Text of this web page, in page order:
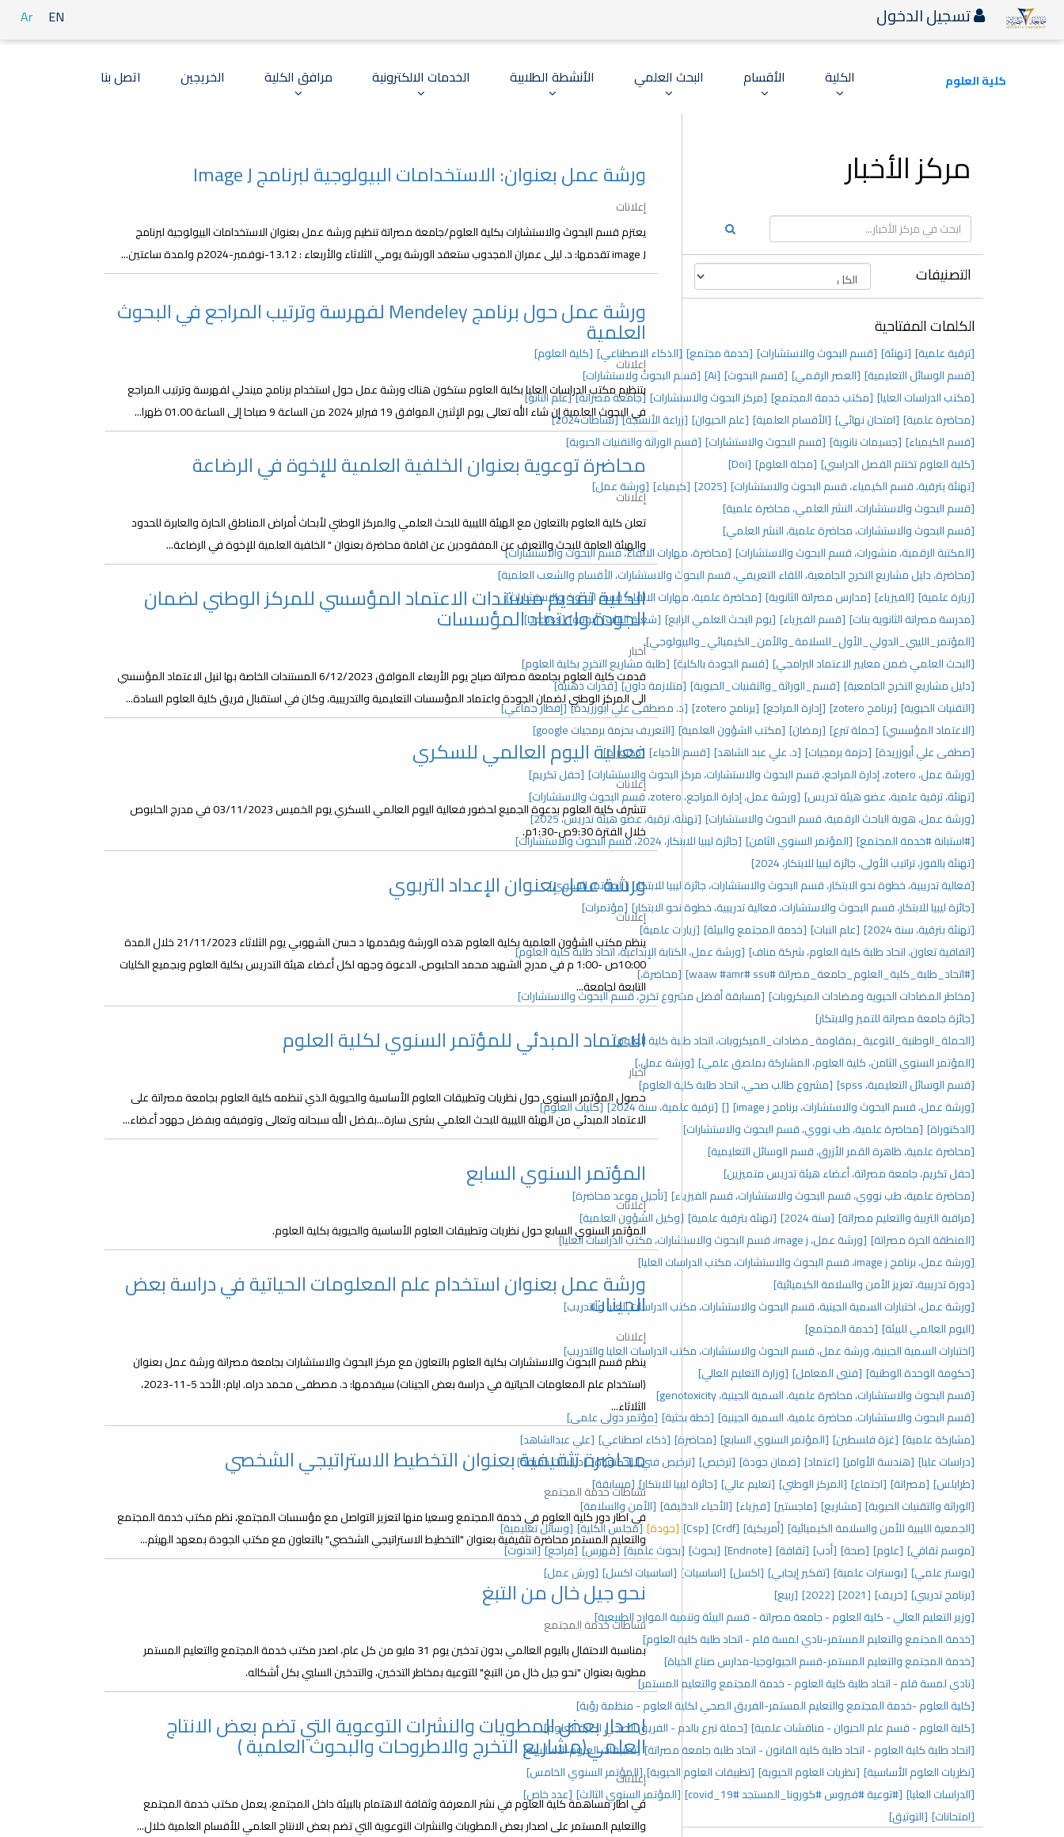
Ar EN تسجيل الدخول
الكلية الأقسام البحث العلمي الأنشطة الطلابية الخدمات الالكترونية مرافق الكلية الخريجين اتصل بنا كلية العلوم
مركز الأخبار
التصنيفات
الكلمات المفتاحية
[ترقية علمية] [تهنئة] [قسم البحوث والاستشارات] [خدمة مجتمع] [الذكاء الاصطناعي] [كلية العلوم]
[قسم الوسائل التعليمية] [العصر الرقمي] [قسم البحوث] [Ai]
[قسم البحوث ولاستشارات]
[مكتب الدراسات العليا] [مكتب خدمة المجتمع] [مركز البحوث والاستشارات] [جامعة مصراتة][علم النانو]
[محاضرة علمية] [امتحان نهائي] [الأقسام العلمية] [علم الحيوان] [زراعة الأنسجة][نشاطات2024]
[قسم الكيمياء] [جسيمات نانوية] [قسم البجوث والاستشارات] [قسم الوراثة والتقنيات الحيوية]
[كلية العلوم تختتم الفصل الدراسي] [مجلة العلوم] [Doi]
[تهنئة بترقية، قسم الكيمياء، قسم البحوث والاستشارات] [2025] [كيمياء] [ورشة عمل]
[قسم البحوث والاستشارات، النشر العلمي، محاضرة علمية]
[قسم البحوث والاستشارات، محاضرة علمية، النشر العلمي]
[المكتبة الرقمية، منشورات، قسم البحوث والاستشارات] [محاضرة، مهارات الالقاء، قسم البحوث والاستشارات]
[محاضرة، دليل مشاريع التخرج الجامعية، اللقاء التعريفي، قسم البحوث والاستشارات، الأقسام والشعب العلمية]
[زيارة علمية] [الفيزياء] [مدارس مصراتة الثانوية] [محاضرة علمية، مهارات الالقاء، قسم البحوث والاستشارات]
[مدرسة مصراتة الثانوية بنات] [قسم الفيزياء] [يوم البحث العلمي الرابع] [شعبة النبات][يونيو][Liccbss]
[المؤتمر_الليبي_الدولي_الأول_للسلامة_والأمن_الكيميائي_والبيولوجي]
[البحث العلمي ضمن معايير الاعتماد البرامجي] [قسم الجودة بالكلية] [طلبة مشاريع التخرج بكلية العلوم]
[دليل مشاريع التخرج الجامعية] [قسم_الوراثة_والتقنيات_الحيوية] [متلازمة داون] [قدرات ذهنية]
[التقنيات الحيوية] [برنامج zotero] [إدارة المراجع] [برنامج zotero] [د. مصطفى علي أبوزريدة] [إفطار جماعي]
[الاعتماد المؤسسي] [حملة تبرع] [رمضان] [مكتب الشؤون العلمية] [التعريف بحزمة برمجيات google]
[صطفى علي أبوزريدة] [حزمة برمجيات] [د. علي عبد الشاهد] [قسم الأحياء] [دكتوراة]
[ورشة عمل، zotero، إدارة المراجع، قسم البحوث والاستشارات، مركز البحوث والاستشارات]
[حفل تكريم]
[تهنئة، ترقية علمية، عضو هيئة تدريس] [ورشة عمل، إدارة المراجع، zotero، قسم البحوث والاستشارات]
[ورشة عمل، هوية الباحث الرقمية، قسم البحوث والاستشارات] [تهنئة، ترقية، عضو هيئة تدريس، 2025]
[#استبانة #خدمة المجتمع] [المؤتمر السنوي الثامن] [جائزة ليبيا للابتكار، 2024، قسم البحوث والاستشارات]
[تهنئة بالفوز، تراتيب الأولى، جائزة ليبيا للابتكار، 2024]
[فعالية تدريبية، خطوة نحو الابتكار، قسم البحوث والاستشارات، جائزة ليبيا للابتكار][المؤتمر السنوي]
[جائزة ليبيا للابتكار، قسم البحوث والاستشارات، فعالية تدريبية، خطوة نحو الابتكار] [مؤتمرات]
[تهنئة بترقية، سنة 2024]
[علم النبات] [خدمة المجتمع والبيئة] [زيارات علمية]
[اتفاقية تعاون، اتحاد طلبة كلية العلوم، شركة مناف] [ورشة عمل، الكتابة الإبداعية، اتحاد طلبة كلية العلوم]
[#اتحاد_طلبة_كلية_العلوم_جامعة_مصراتة ‏#ssu ‏#waaw #amr]
[محاضرة،]
[مخاطر المضادات الحيوية ومضادات الميكروبات] [مسابقة أفضل مشروع تخرج، قسم البحوث والاستشارات]
[جائزة جامعة مصراتة للتميز والابتكار]
[الحملة_الوطنية_للتوعية_بمقاومة_مضادات_الميكروبات، اتحاد طلبة كلية العلوم]
[المؤتمر السنوي الثامن، كلية العلوم، المشاركة بملصق علمي] [ورشة عمل،]
[قسم الوسائل التعليمية، spss]
[مشروع طالب صحي، اتحاد طلبة كلية العلوم]
[ورشة عمل، قسم البحوث والاستشارات، برنامج image j]
[] [ترقية علمية، سنة 2024]
[كليات العلوم]
[الدكتوراة] [محاضرة علمية، طب نووي، قسم البحوث والاستشارات]
[محاضرة علمية، ظاهرة القمر الأزرق، قسم الوسائل التعليمية]
[حفل تكريم، جامعة مصراتة، أعضاء هيئة تدريس متميزين]
[محاضرة علمية، طب نووي، قسم البحوث والاستشارات، قسم الفيزياء] [تأجيل موعد محاضرة]
[مراقبة التربية والتعليم مصراتة] [سنة 2024] [تهنئة بترقية علمية] [وكيل الشؤون العلمية]
[المنطقة الحرة مصراتة] [ورشة عمل، image j، قسم البحوث والاستشارات، مكتب الدراسات العليا]
[ورشة عمل، برنامج image j، قسم البحوث والاستشارات، مكتب الدراسات العليا]
[دورة تدريبية، تعزيز الأمن والسلامة الكيميائية]
[ورشة عمل، اختبارات السمية الجينية، قسم البحوث والاستشارات، مكتب الدراسات العليا والتدريب]
[اليوم العالمي للبيئة] [خدمة المجتمع]
[اختبارات السمية الجينية، ورشة عمل، قسم البحوث والاستشارات، مكتب الدراسات العليا والتدريب]
[حكومة الوحدة الوطنية] [فنيي المعامل] [وزارة التعليم العالي]
[قسم البحوث والاستشارات، محاضرة علمية، السمية الجينية، genotoxicity]
[قسم البحوث والاستشارات، محاضرة علمية، السمية الجينية] [خطة بحثية] [مؤتمر دولي علمي]
[مشاركة علمية] [غزة فلسطين] [المؤتمر السنوي السابع] [محاضرة] [ذكاء اصطناعي] [علي عبدالشاهد]
[دراسات عليا] [هندسة الأوامر] [اعتماد] [ضمان جودة] [ترخيص] [ترخيص فني][دكتوراه][دراسات دقيقة]
[طرابلس] [مصراتة] [اجتماع] [المركز الوطني] [تعليم عالي] [جائزة ليبيا للابتكار] [مسابقة]
[الوراثة والتقنيات الحيوية] [مشاريع] [ماجستير] [فيزياء] [الأحياء الدقيقة] [الأمن والسلامة]
[الجمعية الليبية للأمن والسلامة الكيميائية] [أمريكية] [Crdf]
[Csp] [جودة] [مجلس الكلية] [وسائل تعليمية]
[موسم ثقافي] [علوم] [صحة] [أدب] [ثقافة] [Endnote] [بحوث] [بحوث علمية] [فهرس] [مراجع][اندنوت]
[بوستر علمي] [بوسترات علمية] [تفكير إيجابي] [اكسل] [اساسيات] [اساسيات اكسل] [ورش عمل]
[برنامج تدريبي] [خريف] [2021]
[2022]
[ربيع]
[وزير التعليم العالي - كلية العلوم - جامعة مصراتة - قسم البيئة وتنمية الموارد الطبيعية]
[خدمة المجتمع والتعليم المستمر-نادي لمسة قلم - اتحاد طلبة كلية العلوم]
[خدمة المجتمع والتعليم المستمر-قسم الجيولوجيا-مدارس صناع الحياة]
[نادي لمسة قلم - اتحاد طلبة كلية العلوم - خدمة المجتمع والتعليم المستمر]
[كلية العلوم -خدمة المجتمع والتعليم المستمر-الفريق الصحي لكلية العلوم - منظمة رؤية]
[كلية العلوم - قسم علم الحيوان - مناقشات علمية] [حملة تبرع بالدم - الفريق الصحي لكلية العلوم]
[اتحاد طلبة كلية العلوم - اتحاد طلبة كلية القانون - اتحاد طلبة جامعة مصراتة] [تطبيقات العلوم الأساسية]
[نظريات العلوم الأساسية] [نظريات العلوم الحيوية] [تطبيقات العلوم الحيوية][المؤتمر السنوي الخامس]
[الدراسات العليا] [#توعية #فيروس #كورونا_المستجد covid_19#] [المؤتمر السنوي الثالث] [عدد خاص]
[امتحانات] [التوثيق]
ورشة عمل بعنوان: الاستخدامات البيولوجية لبرنامج Image J
إعلانات
يعتزم قسم البحوث والاستشارات بكلية العلوم/جامعة مصراتة تنظيم ورشة عمل بعنوان الاستخدامات البيولوجية لبرنامج
image J تقدمها: د. ليلى عمران المجدوب ستعقد الورشة يومي الثلاثاء والأربعاء : 13،12-نوفمبر-2024م ولمدة ساعتين...
ورشة عمل حول برنامج Mendeley لفهرسة وترتيب المراجع في البحوث
العلمية
إعلانات
بتنظيم مكتب الدراسات العليا بكلية العلوم ستكون هناك ورشة عمل حول استخدام برنامج ميندلي لفهرسة وترتيب المراجع
في البحوث العلمية إن شاء الله تعالى يوم الإثنين الموافق 19 فبراير 2024 من الساعة 9 صباحا إلى الساعة 01.00 ظهرا...
محاضرة توعوية بعنوان الخلفية العلمية للإخوة في الرضاعة
إعلانات
تعلن كلية العلوم بالتعاون مع الهيئة الليبية للبحث العلمي والمركز الوطني لأبحاث أمراض المناطق الحارة والعابرة للحدود
والهيئة العامة للبحث والتعرف عن المفقودين عن اقامة محاضرة بعنوان " الخلفية العلمية للإخوة في الرضاعة...
الكلية تقديم مستندات الاعتماد المؤسسي للمركز الوطني لضمان
الجودة واعتماد المؤسسات
أخبار
قدمت كلية العلوم بجامعة مصراتة صباح يوم الأربعاء الموافق 6/12/2023 المستندات الخاصة بها لنيل الاعتماد المؤسسي
الى المركز الوطني لضمان الجودة واعتماد المؤسسات التعليمية والتدريبية، وكان في استقبال فريق كلية العلوم السادة...
فعالية اليوم العالمي للسكري
إعلانات
تتشرف كلية العلوم بدعوة الجميع لحضور فعالية اليوم العالمي للسكري يوم الخميس 03/11/2023 في مدرج الحلبوص
خلال الفترة 9:30ص-1:30م.
ورشة عمل بعنوان الإعداد التربوي
إعلانات
ينظم مكتب الشؤون العلمية بكلية العلوم هذه الورشة ويقدمها د حسن الشهوبي يوم الثلاثاء 21/11/2023 خلال المدة
10:00ص -1:00 م في مدرج الشهيد محمد الحلبوص، الدعوة وجهه لكل أعضاء هيئة التدريس بكلية العلوم وبجميع الكليات
التابعة لجامعة...
الاعتماد المبدئي للمؤتمر السنوي لكلية العلوم
أخبار
حصول المؤتمر السنوي حول نظريات وتطبيقات العلوم الأساسية والحيوية الذي تنظمه كلية العلوم بجامعة مصراتة على
الاعتماد المبدئي من الهيئة الليبية للبحث العلمي بشرى سارة...بفضل الله سبحانه وتعالى وتوفيقه وبفضل جهود أعضاء...
المؤتمر السنوي السابع
إعلانات
المؤتمر السنوي السابع حول نظريات وتطبيقات العلوم الأساسية والحيوية بكلية العلوم.
ورشة عمل بعنوان استخدام علم المعلومات الحياتية في دراسة بعض
الجينات
إعلانات
ينظم قسم البحوث والاستشارات بكلية العلوم بالتعاون مع مركز البحوث والاستشارات بجامعة مصراتة ورشة عمل بعنوان
(استخدام علم المعلومات الحياتية في دراسة بعض الجينات) سيقدمها: د. مصطفى محمد دراه. ايام: الأحد 5-11-2023،
الثلاثاء...
محاضرة تثقيفية بعنوان التخطيط الاستراتيجي الشخصي
نشاطات خدمة المجتمع
في اطار دور كلية العلوم في خدمة المجتمع وسعيا منها لتعزيز التواصل مع مؤسسات المجتمع، نظم مكتب خدمة المجتمع
والتعليم المستمر محاضرة تثقيفية بعنوان "التخطيط الاستراتيجي الشخصي" بالتعاون مع مكتب الجودة بمعهد الهيثم...
نحو جيل خال من التبغ
نشاطات خدمة المجتمع
بمناسبة الاحتفال باليوم العالمي بدون تدخين يوم 31 مايو من كل عام، اصدر مكتب خدمة المجتمع والتعليم المستمر
مطوية بعنوان "نحو جيل خال من التبغ" للتوعية بمخاطر التدخين، والتدخين السلبي بكل أشكاله.
اصدار بعض المطويات والنشرات التوعوية التي تضم بعض الانتاج
العلمي(مشاريع التخرج والاطروحات والبحوث العلمية )
إعلانات
في اطار مساهمة كلية العلوم في نشر المعرفة وثقافة الاهتمام بالبيئة داخل المجتمع، يعمل مكتب خدمة المجتمع
والتعليم المستمر على اصدار بعض المطويات والنشرات التوعوية التي تضم بعض الانتاج العلمي للأقسام العلمية خلال...